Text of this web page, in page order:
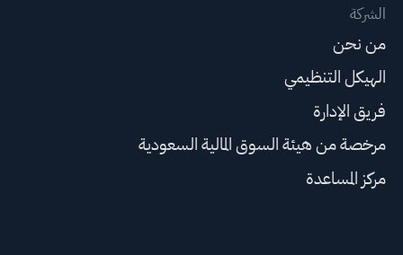
الشركة
من نحن
الهيكل التنظيمي
فريق الإدارة
مرخصة من هيئة السوق المالية السعودية
مركز المساعدة